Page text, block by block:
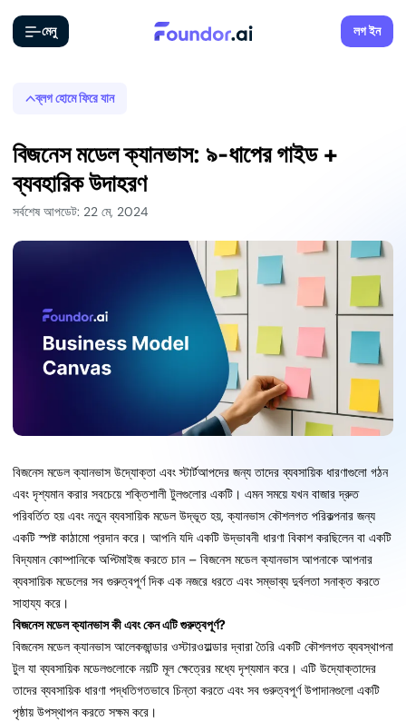
মেনু লগ ইন
ব্লগ হোমে ফিরে যান
বিজনেস মডেল ক্যানভাস: ৯-ধাপের গাইড +
ব্যবহারিক উদাহরণ
সর্বশেষ আপডেট: 22 মে, 2024
বিজনেস মডেল ক্যানভাস উদ্যোক্তা এবং স্টার্টআপদের জন্য তাদের ব্যবসায়িক ধারণাগুলো গঠন
এবং দৃশ্যমান করার সবচেয়ে শক্তিশালী টুলগুলোর একটি। এমন সময়ে যখন বাজার দ্রুত
পরিবর্তিত হয় এবং নতুন ব্যবসায়িক মডেল উদ্ভূত হয়, ক্যানভাস কৌশলগত পরিকল্পনার জন্য
একটি স্পষ্ট কাঠামো প্রদান করে। আপনি যদি একটি উদ্ভাবনী ধারণা বিকাশ করছিলেন বা একটি
বিদ্যমান কোম্পানিকে অপ্টিমাইজ করতে চান – বিজনেস মডেল ক্যানভাস আপনাকে আপনার
ব্যবসায়িক মডেলের সব গুরুত্বপূর্ণ দিক এক নজরে ধরতে এবং সম্ভাব্য দুর্বলতা সনাক্ত করতে
সাহায্য করে।
বিজনেস মডেল ক্যানভাস কী এবং কেন এটি গুরুত্বপূর্ণ?
বিজনেস মডেল ক্যানভাস আলেকজান্ডার ওস্টারওয়াল্ডার দ্বারা তৈরি একটি কৌশলগত ব্যবস্থাপনা
টুল যা ব্যবসায়িক মডেলগুলোকে নয়টি মূল ক্ষেত্রের মধ্যে দৃশ্যমান করে। এটি উদ্যোক্তাদের
তাদের ব্যবসায়িক ধারণা পদ্ধতিগতভাবে চিন্তা করতে এবং সব গুরুত্বপূর্ণ উপাদানগুলো একটি
পৃষ্ঠায় উপস্থাপন করতে সক্ষম করে।